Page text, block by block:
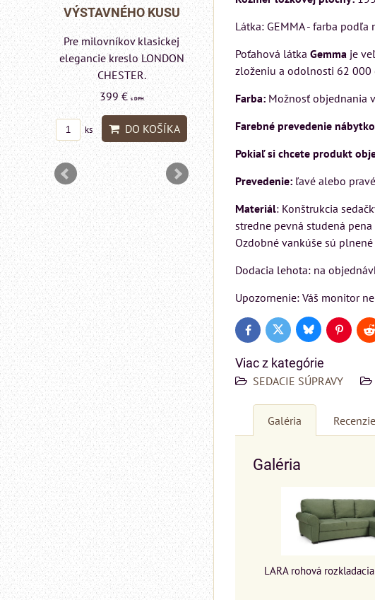
Látka: GEMMA - farba
Poťahová látka Gemma je
zloženiu a odolnosti 62 000
Farba: Možnosť objednania
Farebné prevedenie
Pokiaľ si chcete produkt
Prevedenie: ľavé alebo
Materiál: Konštrukcia
stredne pevná studená
Ozdobné vankúše sú
Dodacia lehota: na
Upozornenie: Váš monitor
FacebookTwitter BlueskyPinterest
Viac z kategórie
SEDACIE SÚPRAVY
Galéria Recenzie
Galéria
LARA rohová
Rinaldi Bed System
ponúka...
699 €s DPH
ks DO KOŠÍKA
elegancie kreslo a
pohovka LONDON
CHESTER.